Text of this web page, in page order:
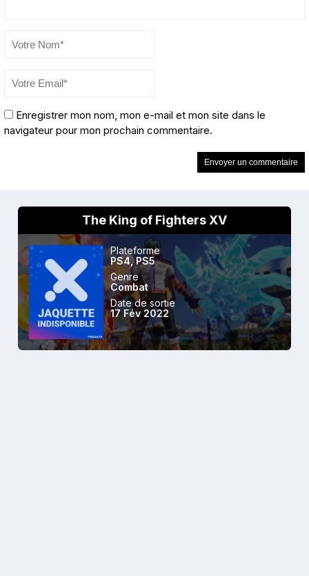
Enregistrer mon nom, mon e-mail et mon site dans le
navigateur pour mon prochain commentaire.
The King of Fighters XV
Plateforme
PS4 ,PS5
Genre
Combat
Date de sortie
17 Fév 2022